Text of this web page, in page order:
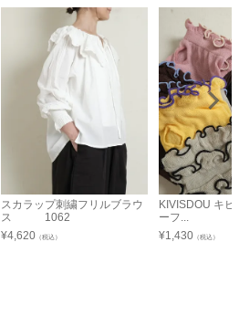
スカラップ刺繍フリルブラウ
ス 1062
¥4,620 （税込）
KIVISDOU キ
ーフ...
¥1,430 （税込）